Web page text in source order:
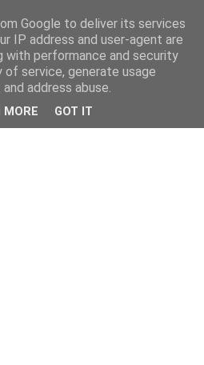
Google to deliver its services
IP address and user-agent are
with performance and security
service, generate usage
address abuse.
MORE GOT IT